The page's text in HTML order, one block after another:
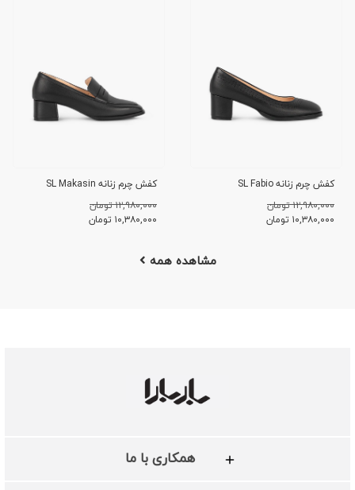
کفش چرم زنانه SL Fabio
۱۲,۹۸۰,۰۰۰ تومان
۱۰,۳۸۰,۰۰۰ تومان
کفش چرم زنانه SL Makasin
۱۲,۹۸۰,۰۰۰ تومان
۱۰,۳۸۰,۰۰۰ تومان
مشاهده همه
همکاری با ما